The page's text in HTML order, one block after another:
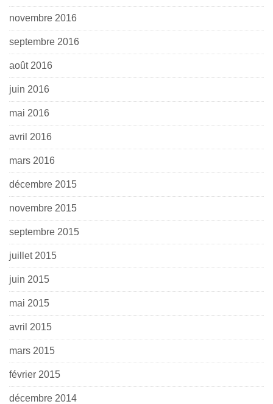
novembre 2016
septembre 2016
août 2016
juin 2016
mai 2016
avril 2016
mars 2016
décembre 2015
novembre 2015
septembre 2015
juillet 2015
juin 2015
mai 2015
avril 2015
mars 2015
février 2015
décembre 2014